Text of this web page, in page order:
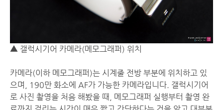
▲ 갤럭시기어 카메라(메모그래퍼) 위치
카메라(이하 메모그래퍼)는 시계줄 전방 부분에 위치하고 있
으며, 190만 화소에 AF가 가능한 카메라입니다. 갤럭시기어
로 사진 촬영을 처음 해봤을 때, 메모그래퍼 실행부터 촬영 완